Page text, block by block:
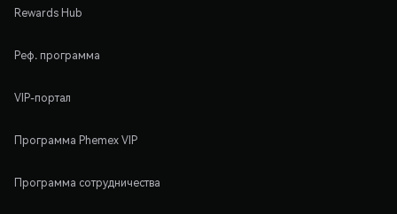
Rewards Hub
Реф. программа
VIP-портал
Программа Phemex VIP
Программа сотрудничества